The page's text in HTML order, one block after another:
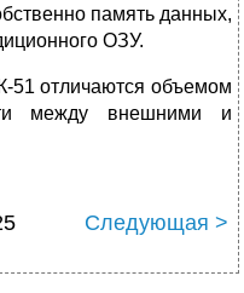
память данных,
ОЗУ.
51 отличаются объемом
между внешними и
Следующая >